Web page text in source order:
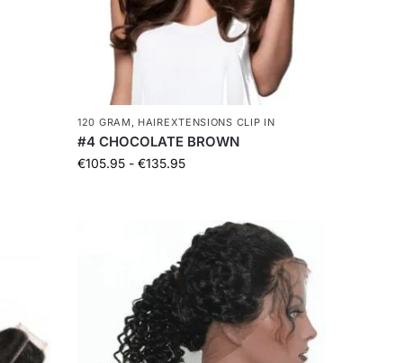
120 GRAM HAIREXTENSIONS CLIP IN
#4 CHOCOLATE BROWN
€105.95 - €135.95